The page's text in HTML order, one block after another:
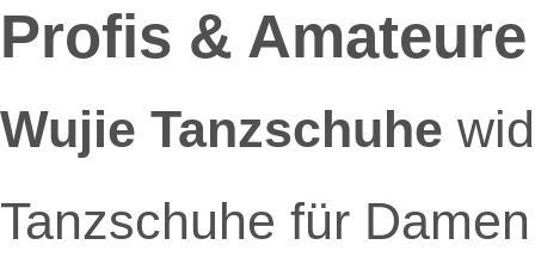
Profis & Amateure
Wujie Tanzschuhe
Tanzschuhe für